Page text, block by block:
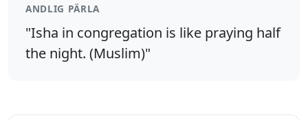
ANDLIG PÄRLA
"Isha in congregation is like praying half
the night. (Muslim)"